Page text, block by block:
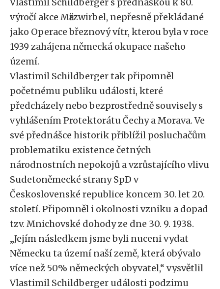
výročí akce Mӓrzwirbel, nepřesně překládané
jako Operace březnový vítr, kterou byla v roce
1939 zahájena německá okupace našeho
území.
Vlastimil Schildberger tak připomněl
početnému publiku události, které
předcházely nebo bezprostředně souvisely s
vyhlášením Protektorátu Čechy a Morava. Ve
své přednášce historik přiblížil posluchačům
problematiku existence četných
národnostních nepokojů a vzrůstajícího vlivu
Sudetoněmecké strany SpD v
Československé republice koncem 30. let 20.
století. Připomněl i okolnosti vzniku a dopad
tzv. Mnichovské dohody ze dne 30. 9. 1938.
„Jejím následkem jsme byli nuceni vydat
Německu ta území naší země, která obývalo
více než 50% německých obyvatel,“ vysvětlil
Vlastimil Schildberger události podzimu